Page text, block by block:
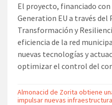
El proyecto, financiado
Generation EU a través del
Transformación y
eficiencia de la red
nuevas tecnologías y
optimizar el control del
Almonacid de Zorita obtiene
impulsar nuevas